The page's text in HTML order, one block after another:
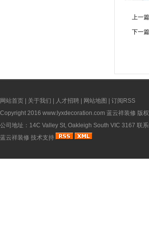
上一篇
下一篇
网站首页 关于我们 人才招聘 网站地图
订阅RSS
Copyright 2016 www.lyxdecoration.com 蓝云祥装修 版
公司地址：14C Valley St, Oakleigh South VIC 3167 联
蓝云祥装修 技术支持